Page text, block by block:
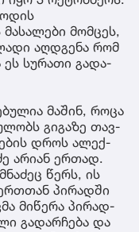
მომ­ცეს,
აღ­დგე­ნა რომ
ეს სუ­რა­თი გა­და­
მა­შინ, როცა
გი­გა­ზე თავ­
დროს ალექ­
არი­ან ერ­თად.
წერს, ის
პი­რად­ში
მი­წე­რა პი­რად­
გა­დარ­ჩე­ბა და